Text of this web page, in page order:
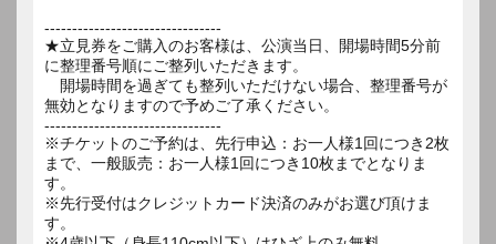
--------------------------------
★立見券をご購入のお客様は、公演当日、開場時間5分前
に整理番号順にご整列いただきます。
開場時間を過ぎても整列いただけない場合、整理番号が
無効となりますので予めご了承ください。
--------------------------------
※チケットのご予約は、先行申込：お一人様1回につき2枚
まで、一般販売：お一人様1回につき10枚までとなりま
す。
※先行受付はクレジットカード決済のみがお選び頂けま
す。